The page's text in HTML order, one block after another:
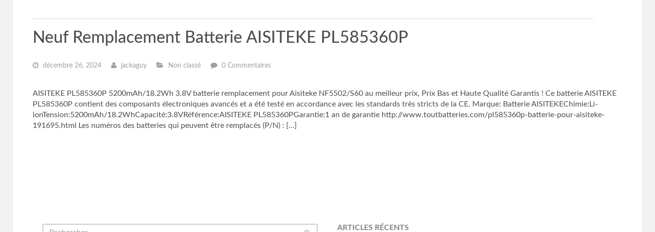
Neuf Remplacement Batterie AISITEKE PL585360P
décembre 26, 2024 jackaguy Non classé 0 Commentaires
AISITEKE PL585360P 5200mAh/18.2Wh 3.8V batterie remplacement pour Aisiteke NF5502/S60 au meilleur prix, Prix Bas et Haute Qualité Garantis ! Ce batterie AISITEKE
PL585360P contient des composants électroniques avancés et a été testé en accordance avec les standards très stricts de la CE. Marque: Batterie AISITEKEChimie:Li-
ionTension:5200mAh/18.2WhCapacité:3.8VRéférence:AISITEKE PL585360PGarantie:1 an de garantie http://www.toutbatteries.com/pl585360p-batterie-pour-aisiteke-
191695.html Les numéros des batteries qui peuvent être remplacés (P/N) : […]
ARTICLES RÉCENTS